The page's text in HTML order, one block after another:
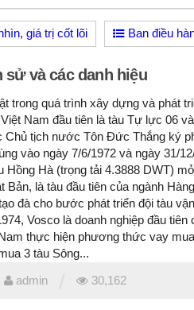
giá trị cốt lõi Ban điều
và các danh hiệu
trong quá trình xây dựng và phát
Nam đầu tiên là tàu Tự lực 06
Chủ tịch nước Tôn Đức Thắng ký
vào ngày 7/6/1972 và ngày 31/
Hồng Hà (trọng tải 4.3888 DWT)
Bản, là tàu đầu tiên của ngành
đà cho bước phát triển đội tàu
Vosco là doanh nghiệp đầu tiên
thực hiện phương thức vay
3 tàu Sông...
admin 30,162